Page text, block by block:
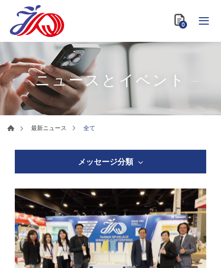
0
ニュースとイベント
最新ニュース 全て
メッセージ分類